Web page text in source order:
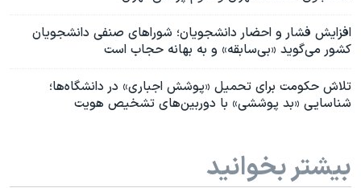
افزایش فشار و احضار دانشجویان؛ شوراهای صنفی دانشجویان
کشور می‌گوید «بی‌سابقه» و به بهانه حجاب است
تلاش حکومت برای تحمیل «پوشش اجباری» در دانشگاه‌ها؛
شناسایی «بد پوششی» با دوربین‌های تشخیص هویت
بیشتر بخوانید